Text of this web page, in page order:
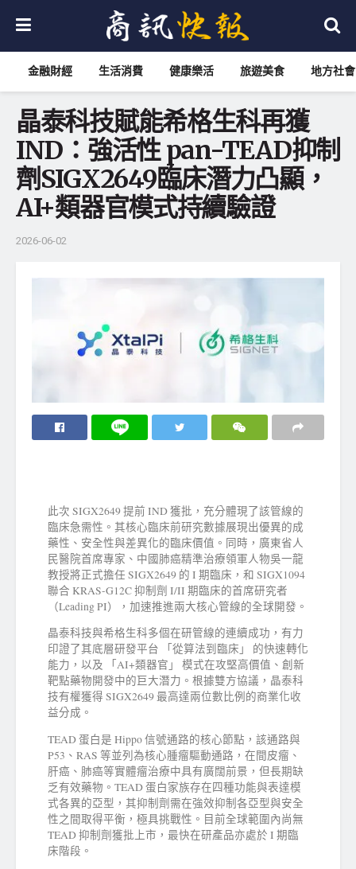
金融財經 生活消費 健康樂活 旅遊美食 地方社會
晶泰科技賦能希格生科再獲
IND：強活性 pan-TEAD抑制
劑SIGX2649臨床潛力凸顯，
AI+類器官模式持續驗證
2026-06-02
此次 SIGX2649 提前 IND 獲批，充分體現了該管線的
臨床急需性。其核心臨床前研究數據展現出優異的成
藥性、安全性與差異化的臨床價值。同時，廣東省人
民醫院首席專家、中國肺癌精準治療領軍人物吳一龍
教授將正式擔任 SIGX2649 的 I 期臨床，和 SIGX1094
聯合 KRAS-G12C 抑制劑 I/II 期臨床的首席研究者
（Leading PI），加速推進兩大核心管線的全球開發。
晶泰科技與希格生科多個在研管線的連續成功，有力
印證了其底層研發平台 「從算法到臨床」 的快速轉化
能力，以及 「AI+類器官」 模式在攻堅高價值、創新
靶點藥物開發中的巨大潛力。根據雙方協議，晶泰科
技有權獲得 SIGX2649 最高達兩位數比例的商業化收
益分成。
TEAD 蛋白是 Hippo 信號通路的核心節點，該通路與
P53、RAS 等並列為核心腫瘤驅動通路，在間皮瘤、
肝癌、肺癌等實體瘤治療中具有廣闊前景，但長期缺
乏有效藥物。TEAD 蛋白家族存在四種功能與表達模
式各異的亞型，其抑制劑需在強效抑制各亞型與安全
性之間取得平衡，極具挑戰性。目前全球範圍內尚無
TEAD 抑制劑獲批上市，最快在研產品亦處於 I 期臨
床階段。